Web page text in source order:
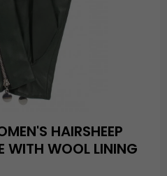
HAIRSHEEP
WITH WOOL LINING